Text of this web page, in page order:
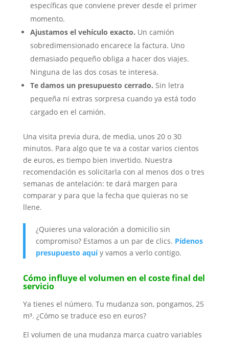
específicas que conviene prever desde el primer
momento.
Ajustamos el vehículo exacto. Un camión
sobredimensionado encarece la factura. Uno
demasiado pequeño obliga a hacer dos viajes.
Ninguna de las dos cosas te interesa.
Te damos un presupuesto cerrado. Sin letra
pequeña ni extras sorpresa cuando ya está todo
cargado en el camión.
Una visita previa dura, de media, unos 20 o 30
minutos. Para algo que te va a costar varios cientos
de euros, es tiempo bien invertido. Nuestra
recomendación es solicitarla con al menos dos o tres
semanas de antelación: te dará margen para
comparar y para que la fecha que quieras no se
llene.
¿Quieres una valoración a domicilio sin
compromiso? Estamos a un par de clics. Pídenos
presupuesto aquíy vamos a verlo contigo.
Cómo influye el volumen en el coste final del
servicio
Ya tienes el número. Tu mudanza son, pongamos, 25
m³. ¿Cómo se traduce eso en euros?
El volumen de una mudanza marca cuatro variables